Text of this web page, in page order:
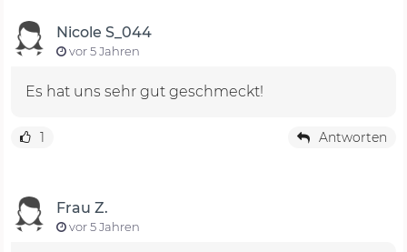
Nicole S_044
vor 5 Jahren
Es hat uns sehr gut geschmeckt!
1 Antworten
Frau Z.
vor 5 Jahren